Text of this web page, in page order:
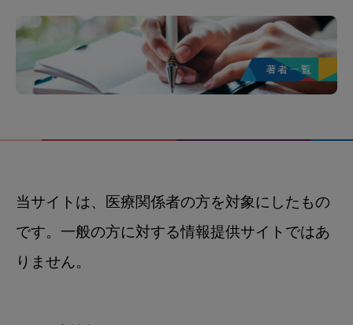
当サイトは、医療関係者の方を対象にしたもの
です。一般の方に対する情報提供サイトではあ
りません。